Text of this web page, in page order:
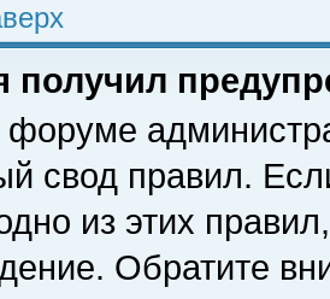
получил
свод правил.
из этих
Обратите